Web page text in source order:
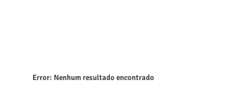
Error: Nenhum resultado encontrado